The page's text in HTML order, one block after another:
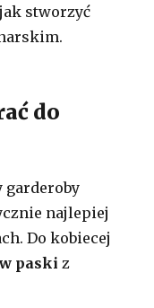
stworzyć
do
garderoby
najlepiej
Do kobiecej
paski z